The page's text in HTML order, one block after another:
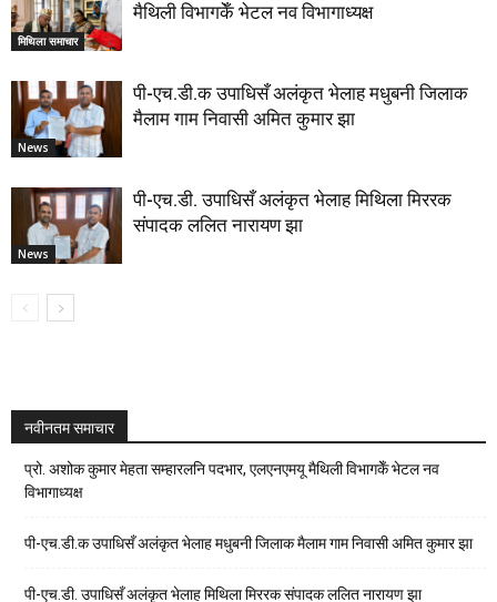
मिथिला समाचार
मैथिली विभागकेँ भेटल नव विभागाध्यक्ष
News
पी-एच.डी.क उपाधिसँ अलंकृत भेलाह मधुबनी जिलाक
मैलाम गाम निवासी अमित कुमार झा
News
पी-एच.डी. उपाधिसँ अलंकृत भेलाह मिथिला मिररक
संपादक ललित नारायण झा
नवीनतम समाचार
प्रो. अशोक कुमार मेहता सम्हारलनि पदभार, एलएनएमयू मैथिली विभागकेँ भेटल नव
विभागाध्यक्ष
पी-एच.डी.क उपाधिसँ अलंकृत भेलाह मधुबनी जिलाक मैलाम गाम निवासी अमित कुमार झा
पी-एच.डी. उपाधिसँ अलंकृत भेलाह मिथिला मिररक संपादक ललित नारायण झा